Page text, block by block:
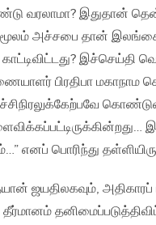
வரலாமா? இதுதான்
அச்சபை தான் இலங்கை
இச்செய்தி
பிரதிபா மகாநாம
எனப் பொரிந்து
ஜயதிலகவும், அதிகாரப்